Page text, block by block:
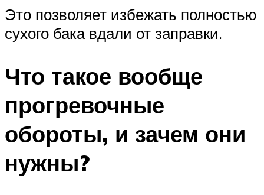
Это позволяет избежать полностью
сухого бака вдали от заправки.
Что такое вообще
прогревочные
обороты, и зачем они
нужны?